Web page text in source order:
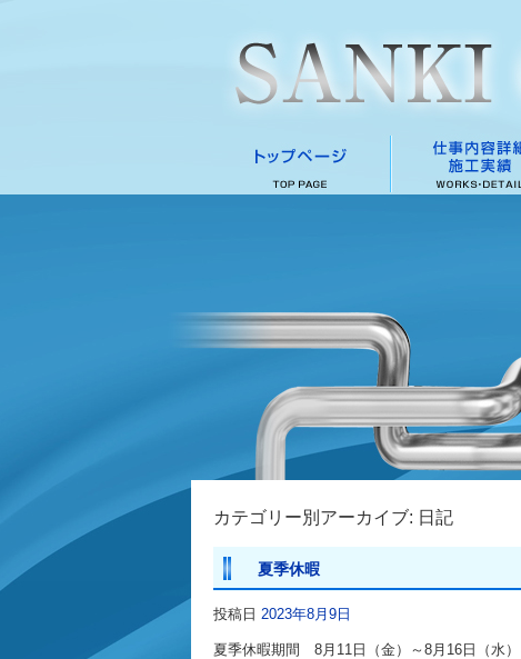
カテゴリー別アーカイブ: 日記
夏季休暇
投稿日 2023年8月9日
夏季休暇期間 8月11日（金）～8月16日（水